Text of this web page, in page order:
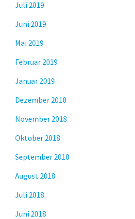
Juli 2019
Juni 2019
Mai 2019
Februar 2019
Januar 2019
Dezember 2018
November 2018
Oktober 2018
September 2018
August 2018
Juli 2018
Juni 2018